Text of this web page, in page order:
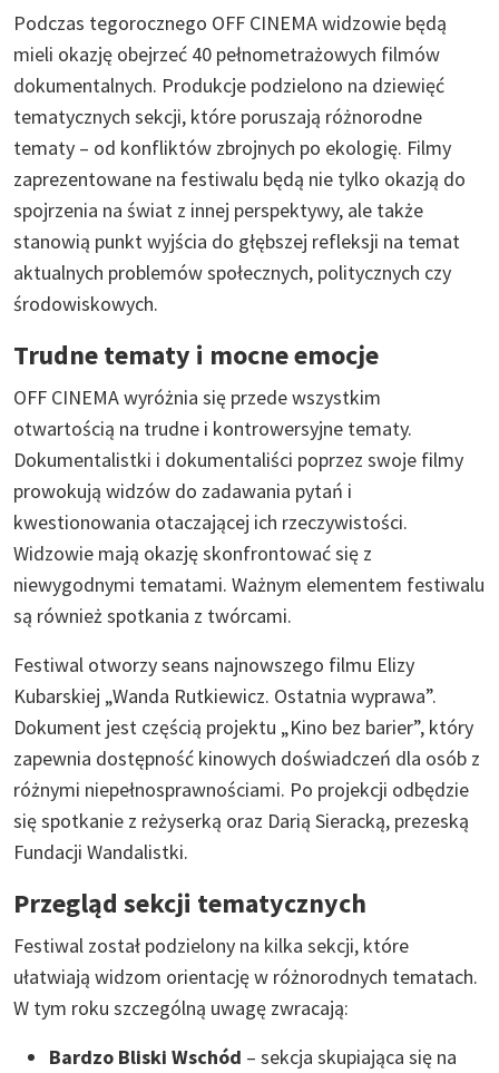
Podczas tegorocznego OFF CINEMA widzowie będą
mieli okazję obejrzeć 40 pełnometrażowych filmów
dokumentalnych. Produkcje podzielono na dziewięć
tematycznych sekcji, które poruszają różnorodne
tematy – od konfliktów zbrojnych po ekologię. Filmy
zaprezentowane na festiwalu będą nie tylko okazją do
spojrzenia na świat z innej perspektywy, ale także
stanowią punkt wyjścia do głębszej refleksji na temat
aktualnych problemów społecznych, politycznych czy
środowiskowych.
Trudne tematy i mocne emocje
OFF CINEMA wyróżnia się przede wszystkim
otwartością na trudne i kontrowersyjne tematy.
Dokumentalistki i dokumentaliści poprzez swoje filmy
prowokują widzów do zadawania pytań i
kwestionowania otaczającej ich rzeczywistości.
Widzowie mają okazję skonfrontować się z
niewygodnymi tematami. Ważnym elementem festiwalu
są również spotkania z twórcami.
Festiwal otworzy seans najnowszego filmu Elizy
Kubarskiej „Wanda Rutkiewicz. Ostatnia wyprawa”.
Dokument jest częścią projektu „Kino bez barier”, który
zapewnia dostępność kinowych doświadczeń dla osób z
różnymi niepełnosprawnościami. Po projekcji odbędzie
się spotkanie z reżyserką oraz Darią Sieracką, prezeską
Fundacji Wandalistki.
Przegląd sekcji tematycznych
Festiwal został podzielony na kilka sekcji, które
ułatwiają widzom orientację w różnorodnych tematach.
W tym roku szczególną uwagę zwracają:
Bardzo Bliski Wschód – sekcja skupiająca się na